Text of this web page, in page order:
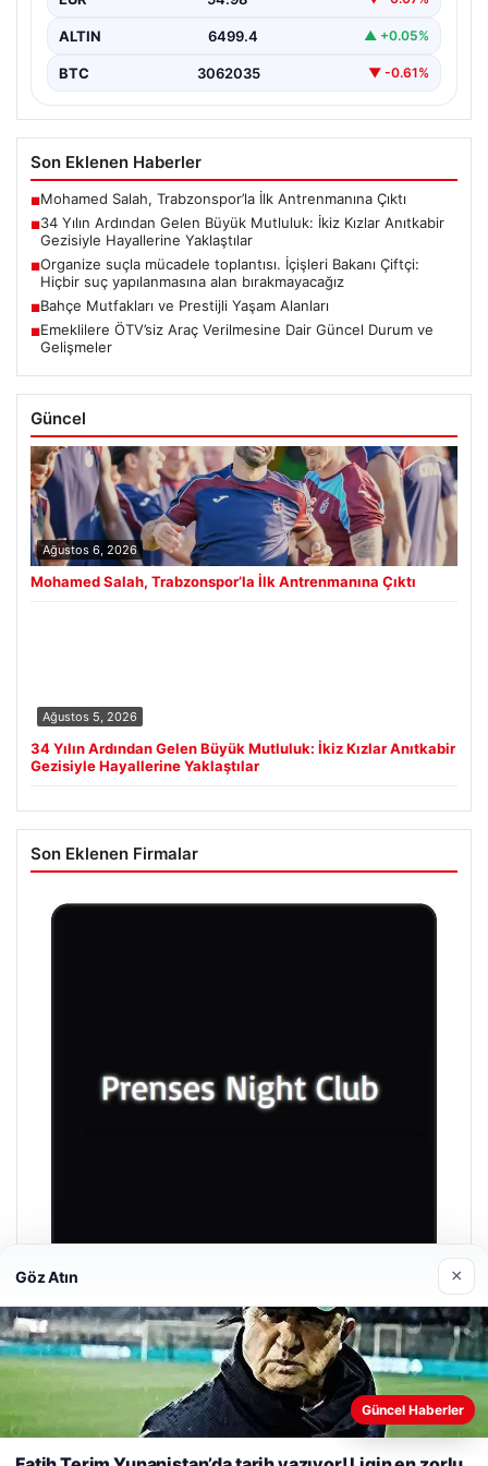
ALTIN 6499.4 ▲ +0.05%
BTC 3062035 ▼ -0.61%
Son Eklenen Haberler
■Mohamed Salah, Trabzonspor’la İlk Antrenmanına Çıktı
■34 Yılın Ardından Gelen Büyük Mutluluk: İkiz Kızlar Anıtkabir
Gezisiyle Hayallerine Yaklaştılar
■Organize suçla mücadele toplantısı. İçişleri Bakanı Çiftçi:
Hiçbir suç yapılanmasına alan bırakmayacağız
■Bahçe Mutfakları ve Prestijli Yaşam Alanları
■Emeklilere ÖTV’siz Araç Verilmesine Dair Güncel Durum ve
Gelişmeler
Güncel
Ağustos 6, 2026
Mohamed Salah, Trabzonspor’la İlk Antrenmanına Çıktı
Ağustos 5, 2026
34 Yılın Ardından Gelen Büyük Mutluluk: İkiz Kızlar Anıtkabir
Gezisiyle Hayallerine Yaklaştılar
Son Eklenen Firmalar
Prenses Night Club
Nisan 29, 2026
Göz Atın ×
Güncel Haberler